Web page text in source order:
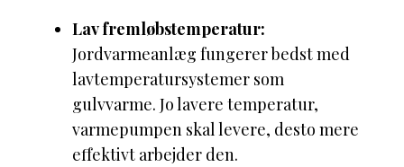
Lav fremløbstemperatur:
Jordvarmeanlæg fungerer bedst med
lavtemperatursystemer som
gulvvarme. Jo lavere temperatur,
varmepumpen skal levere, desto mere
effektivt arbejder den.